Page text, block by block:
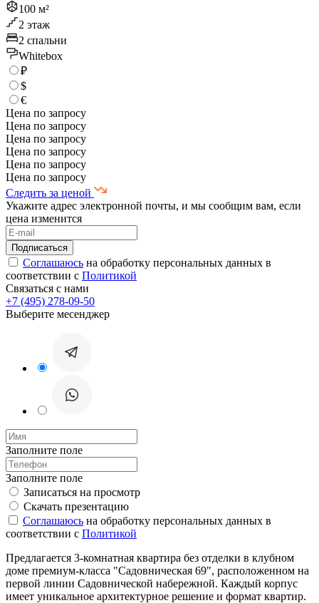
100 м²
2 этаж
2 спальни
Whitebox
₽
$
€
Цена по запросу
Цена по запросу
Цена по запросу
Цена по запросу
Цена по запросу
Цена по запросу
Следить за ценой
Укажите адрес электронной почты, и мы сообщим вам, если
цена изменится
Соглашаюсь на обработку персональных данных в
соответствии с Политикой
Связаться с нами
+7 (495) 278-09-50
Выберите месенджер
Заполните поле
Заполните поле
Записаться на просмотр
Скачать презентацию
Соглашаюсь на обработку персональных данных в
соответствии с Политикой
Предлагается 3-комнатная квартира без отделки в клубном
доме премиум-класса "Садовническая 69", расположенном на
первой линии Садовнической набережной. Каждый корпус
имеет уникальное архитектурное решение и формат квартир.